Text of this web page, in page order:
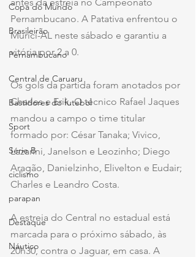
Copa do Mundo
Brasileirão
Pernambucano
Central de Caruaru
Bastidores do futebol
Sport
Série B
ciclismo
parapan
Destaque
Náutico
Pernambucano. A Patativa enfrentou o
Murici-AL neste sábado e garantiu a
vitória por 2 a 0.
Os gols da partida foram anotados por
Charles e Erik. O técnico Rafael Jaques
mandou a campo o time titular
formado por: César Tanaka; Vivico,
Lazarini, Janelson e Leozinho; Diego
Aragão, Danielzinho, Elivelton e Eudair;
Charles e Leandro Costa.
A estreia do Central no estadual está
marcada para o próximo sábado, às
20h30, contra o Jaguar, em casa. A